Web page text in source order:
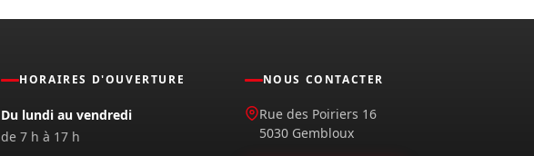
HORAIRES D'OUVERTURE
Du lundi au vendredi
de 7 h à 17 h
NOUS CONTACTER
Rue des Poiriers 16
5030 Gembloux